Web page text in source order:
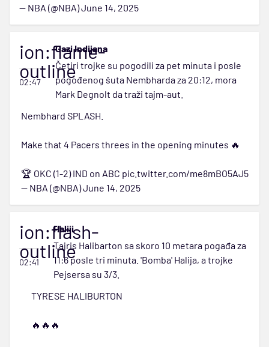
— NBA (@NBA)June 14, 2025
ion:flame-
outline
02:47
Gazi Indijana
Četiri trojke su pogodili za pet minuta i posle
pogođenog šuta Nembharda za 20:12, mora
Mark Degnolt da traži tajm-aut.
Nembhard SPLASH.
Make that 4 Pacers threes in the opening minutes 🔥
🏆 OKC (1-2) IND on ABC pic.twitter.com/me8mBO5AJ5
— NBA (@NBA)June 14, 2025
ion:flash-
outline
02:41
Haliii
Tajris Halibarton sa skoro 10 metara pogađa za
11:6 posle tri minuta. 'Bomba' Halija, a trojke
Pejsersa su 3/3.
TYRESE HALIBURTON
🔥🔥🔥